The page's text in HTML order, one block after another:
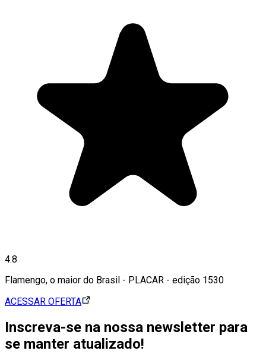
4.8
Flamengo, o maior do Brasil - PLACAR - edição 1530
ACESSAR OFERTA
Inscreva-se na nossa newsletter para
se manter atualizado!